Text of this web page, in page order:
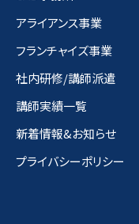
アライアンス事業
フランチャイズ事業
社内研修/講師派遣
講師実績一覧
新着情報&お知らせ
プライバシーポリシー